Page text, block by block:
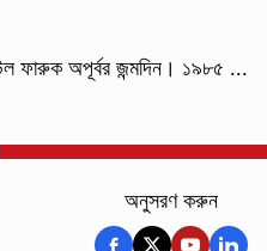
ফারুক অপূর্বর জন্মদিন। ১৯৮৫ ...
অনুসরণ করুন